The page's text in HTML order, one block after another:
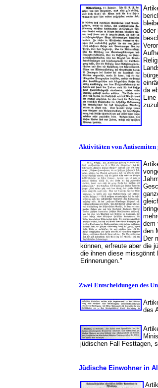
oder
da
Aktivitäten von
dem
den
Der
können, erfreute aber die
die ihnen diese missgönnt
Erinnerungen."
Zwei Entscheidungen des
des
jüdischen Fall Festtagen,
Jüdische Einwohner in